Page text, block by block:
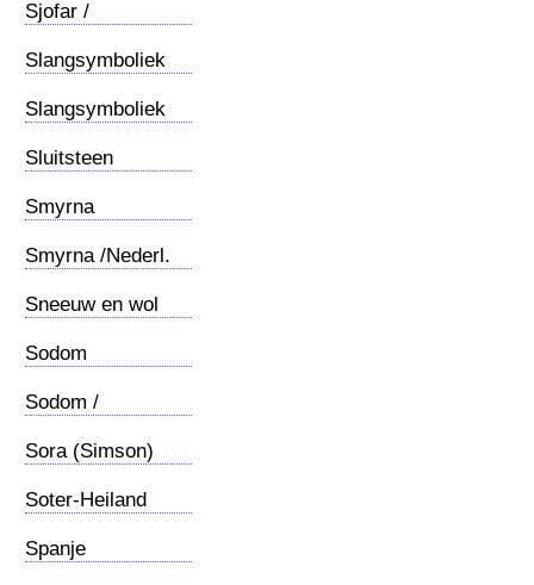
Sjofar /
Slangsymboliek
Slangsymboliek
Sluitsteen
Smyrna
Smyrna /Nederl.
Sneeuw en wol
Sodom
Sodom /
Sora (Simson)
Soter-Heiland
Spanje